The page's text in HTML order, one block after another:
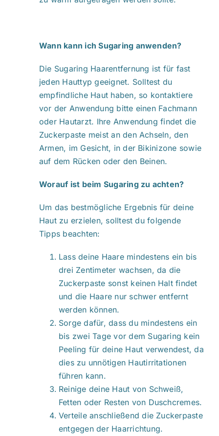
Wann kann ich Sugaring anwenden?
Die Sugaring Haarentfernung ist für fast
jeden Hauttyp geeignet. Solltest du
empfindliche Haut haben, so kontaktiere
vor der Anwendung bitte einen Fachmann
oder Hautarzt. Ihre Anwendung findet die
Zuckerpaste meist an den Achseln, den
Armen, im Gesicht, in der Bikinizone sowie
auf dem Rücken oder den Beinen.
Worauf ist beim Sugaring zu achten?
Um das bestmögliche Ergebnis für deine
Haut zu erzielen, solltest du folgende
Tipps beachten:
Lass deine Haare mindestens ein bis
drei Zentimeter wachsen, da die
Zuckerpaste sonst keinen Halt findet
und die Haare nur schwer entfernt
werden können.
Sorge dafür, dass du mindestens ein
bis zwei Tage vor dem Sugaring kein
Peeling für deine Haut verwendest, da
dies zu unnötigen Hautirritationen
führen kann.
Reinige deine Haut von Schweiß,
Fetten oder Resten von Duschcremes.
Verteile anschließend die Zuckerpaste
entgegen der Haarrichtung.